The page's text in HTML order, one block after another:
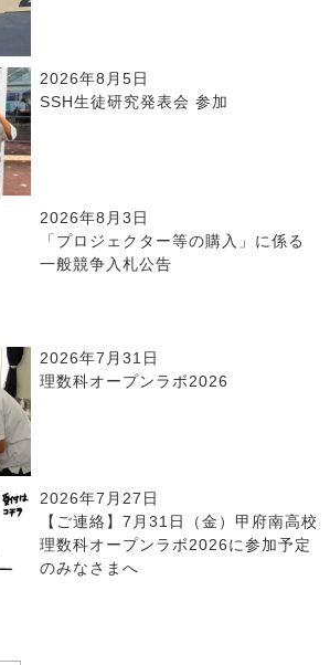
2026年8月5日
SSH生徒研究発表会 参加
2026年8月3日
「プロジェクター等の購入」に係る
一般競争入札公告
2026年7月31日
理数科オープンラボ2026
2026年7月27日
【ご連絡】7月31日（金）甲府南高校
理数科オープンラボ2026に参加予定
のみなさまへ